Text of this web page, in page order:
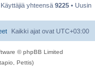
Käyttäjiä yhteensä 9225 • Uusin
Kaikki ajat ovat UTC+03:00
© phpBB Limited
Pettis)